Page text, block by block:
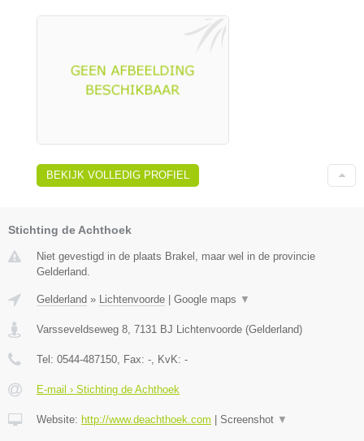
BEKIJK VOLLEDIG PROFIEL
Stichting de Achthoek
Niet gevestigd in de plaats Brakel, maar wel in de provincie
Gelderland.
Gelderland » Lichtenvoorde Google maps ▼
Varsseveldseweg 8 7131 BJ Lichtenvoorde (Gelderland)
Tel: 0544-487150 , Fax: - , KvK: -
E-mail › Stichting de Achthoek
Website: http://www.deachthoek.com Screenshot ▼